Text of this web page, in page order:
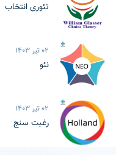
تئوری انتخاب
02 تیر 1403
نئو
02 تیر 1403
رغبت سنج